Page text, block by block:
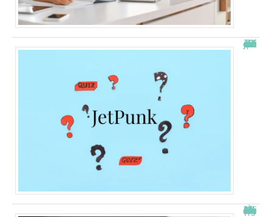
JetPunk : le meilleur site de quiz et de jeux !
À quelle heure les virements bancaires passent Crédit Agricole ?